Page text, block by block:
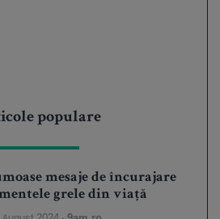
populare
mesaje de încurajare
grele din viață